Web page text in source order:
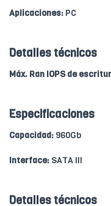
Aplicaciones: PC
Detalles técnicos
Máx. Ran IOPS de
Especificaciones
Capacidad: 960Gb
Interface: SATA III
Detalles técnicos